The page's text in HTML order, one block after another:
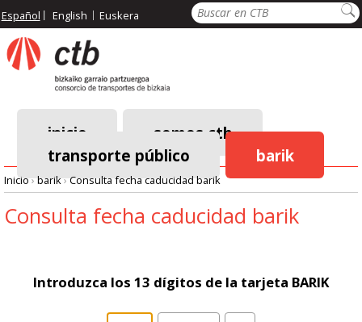
Pasar
al
contenido
principal
Buscar
Español English Euskera
Menú
principal
inicio
somos ctb
transporte público
barik
Ruta
navegación
Inicio›barik›Consulta fecha caducidad barik
Consulta fecha caducidad barik
Introduzca los 13 dígitos de la tarjeta BARIK